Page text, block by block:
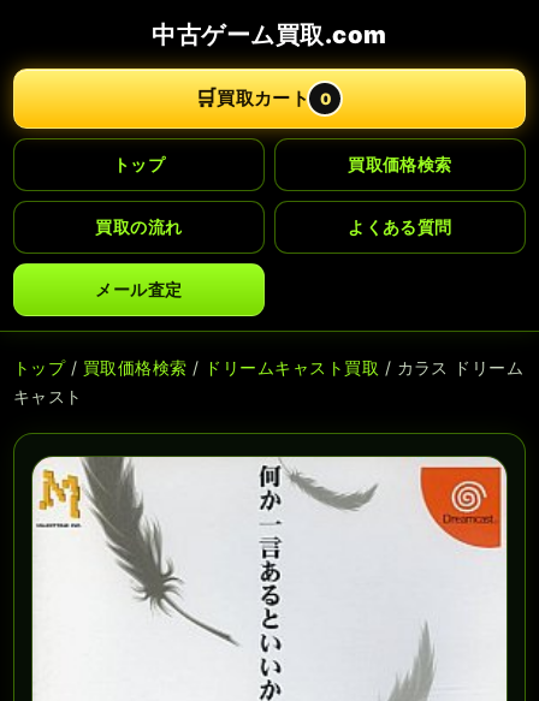
中古ゲーム買取.com
🛒買取カート 0
トップ 買取価格検索
買取の流れ よくある質問
メール査定
トップ/ 買取価格検索 / ドリームキャスト買取 / カラス ドリーム
キャスト